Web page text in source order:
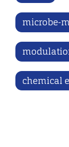
microbe-
chemical